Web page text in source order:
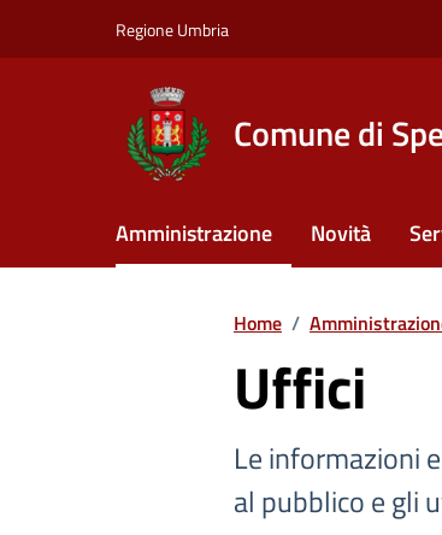
Regione Umbria
Comune di
Amministrazione Novità
Home /
Uffici
Le informazioni
al pubblico e gli